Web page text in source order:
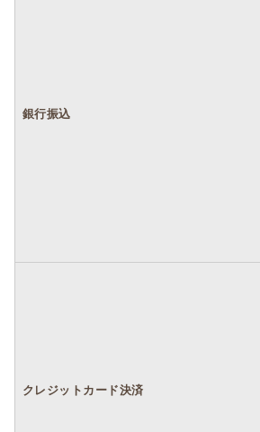
銀行振込
クレジットカード決済